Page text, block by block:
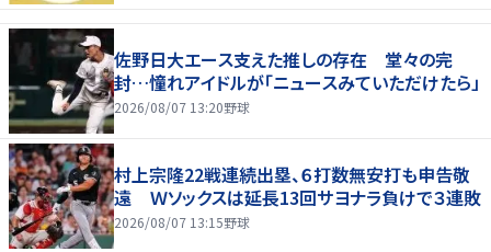
佐野日大エース支えた推しの存在 堂々の完
封…憧れアイドルが「ニュースみていただけたら」
2026/08/07 13:20野球
村上宗隆22戦連続出塁、６打数無安打も申告敬
遠 Ｗソックスは延長13回サヨナラ負けで３連敗
2026/08/07 13:15野球